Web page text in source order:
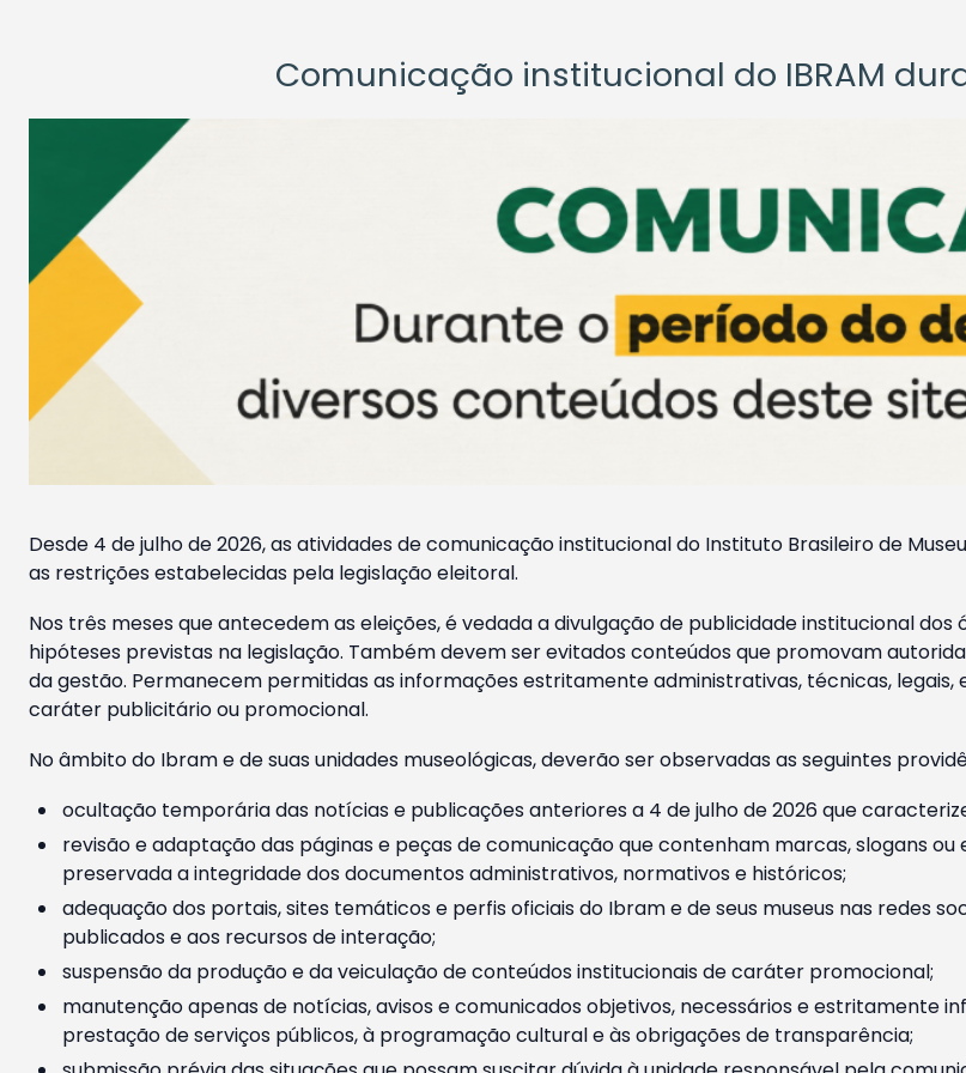
Comunicação institucional do IBRAM
Desde 4 de julho de 2026, as atividades de comunicação institucional do Instituto Brasileiro de
as restrições estabelecidas pela legislação eleitoral.
Nos três meses que antecedem as eleições, é vedada a divulgação de publicidade institucional
hipóteses previstas na legislação. Também devem ser evitados conteúdos que promovam
da gestão. Permanecem permitidas as informações estritamente administrativas, técnicas,
caráter publicitário ou promocional.
No âmbito do Ibram e de suas unidades museológicas, deverão ser observadas as seguintes
ocultação temporária das notícias e publicações anteriores a 4 de julho de 2026 que
revisão e adaptação das páginas e peças de comunicação que contenham marcas, slogans
preservada a integridade dos documentos administrativos, normativos e históricos;
adequação dos portais, sites temáticos e perfis oficiais do Ibram e de seus museus nas redes
publicados e aos recursos de interação;
suspensão da produção e da veiculação de conteúdos institucionais de caráter promocional;
manutenção apenas de notícias, avisos e comunicados objetivos, necessários e estritamente
prestação de serviços públicos, à programação cultural e às obrigações de transparência;